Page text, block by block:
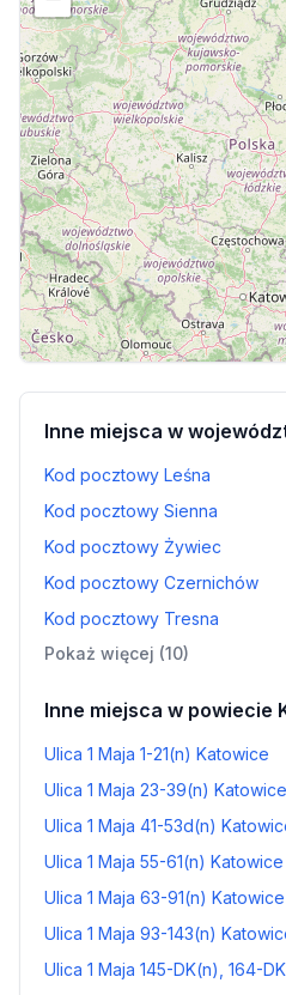
Inne miejsca w
Kod pocztowy Leśna
Kod pocztowy Sienna
Kod pocztowy Żywiec
Kod pocztowy Czernichów
Kod pocztowy Tresna
Pokaż więcej (10)
Inne miejsca w powiecie
Ulica 1 Maja 1-21(n) Katowice
Ulica 1 Maja 23-39(n) Katowice
Ulica 1 Maja 41-53d(n)
Ulica 1 Maja 55-61(n) Katowice
Ulica 1 Maja 63-91(n) Katowice
Ulica 1 Maja 93-143(n)
Ulica 1 Maja 145-DK(n), 164-